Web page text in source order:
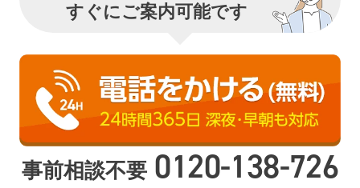
すぐにご案内可能です
事前相談不要 0120-138-726